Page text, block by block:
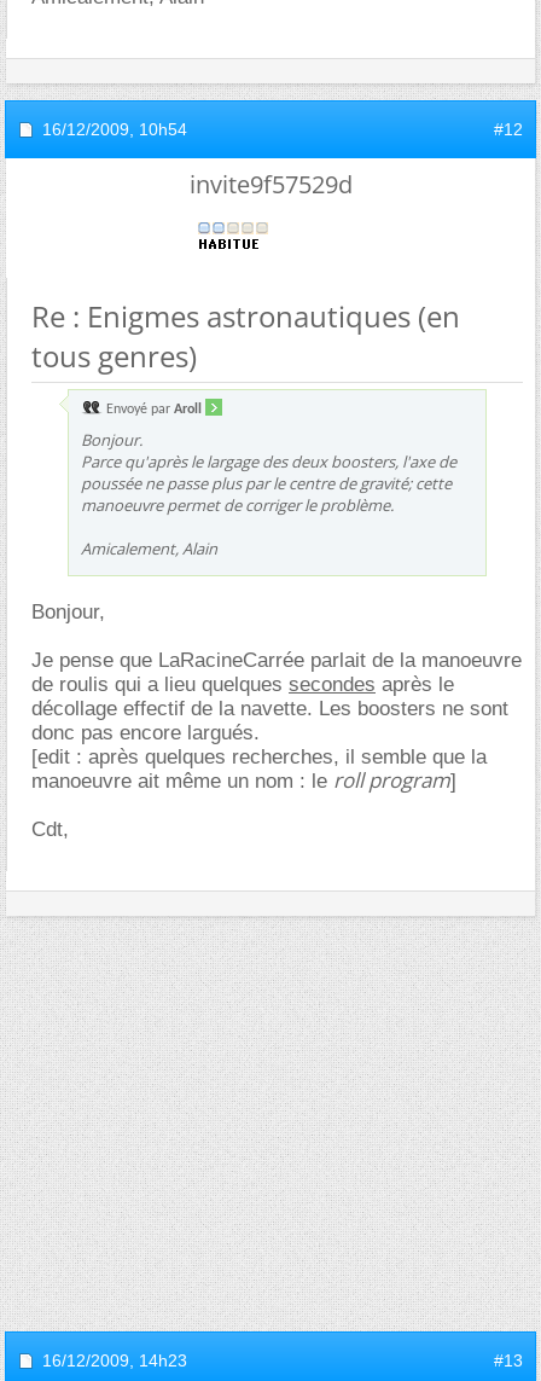
16/12/2009, 10h54 #12
invite9f57529d
Re : Enigmes astronautiques (en
tous genres)
Envoyé par Aroll
Bonjour.
Parce qu'après le largage des deux boosters, l'axe de
poussée ne passe plus par le centre de gravité; cette
manoeuvre permet de corriger le problème.
Amicalement, Alain
Bonjour,
Je pense que LaRacineCarrée parlait de la manoeuvre
de roulis qui a lieu quelques secondes après le
décollage effectif de la navette. Les boosters ne sont
donc pas encore largués.
[edit : après quelques recherches, il semble que la
manoeuvre ait même un nom : le roll program]
Cdt,
16/12/2009, 14h23 #13